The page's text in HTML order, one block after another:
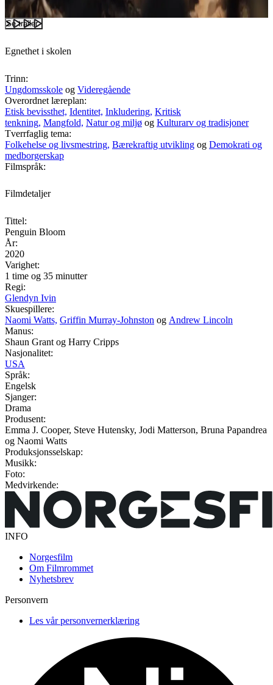
Se trailer
Egnethet i skolen
Trinn:
Ungdomsskole og Videregående
Overordnet læreplan:
Etisk bevissthet, Identitet, Inkludering, Kritisk
tenkning, Mangfold, Natur og miljø og Kulturarv og tradisjoner
Tverrfaglig tema:
Folkehelse og livsmestring, Bærekraftig utvikling og Demokrati og
medborgerskap
Filmspråk:
Filmdetaljer
Tittel:
Penguin Bloom
År:
2020
Varighet:
1 time og 35 minutter
Regi:
Glendyn Ivin
Skuespillere:
Naomi Watts, Griffin Murray-Johnston og Andrew Lincoln
Manus:
Shaun Grant og Harry Cripps
Nasjonalitet:
USA
Språk:
Engelsk
Sjanger:
Drama
Produsent:
Emma J. Cooper, Steve Hutensky, Jodi Matterson, Bruna Papandrea
og Naomi Watts
Produksjonsselskap:
Musikk:
Foto:
Medvirkende:
INFO
Norgesfilm
Om Filmrommet
Nyhetsbrev
Personvern
Les vår personvernerklæring